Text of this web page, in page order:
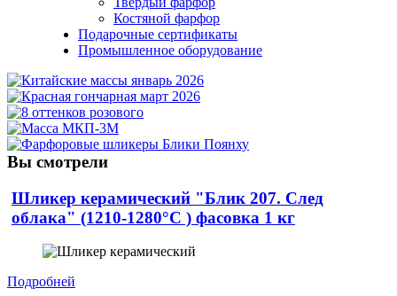
Костяной фарфор
Подарочные сертификаты
Промышленное оборудование
Вы смотрели
Шликер керамический "Блик 207. След
облака" (1210-1280°С ) фасовка 1 кг
Подробней